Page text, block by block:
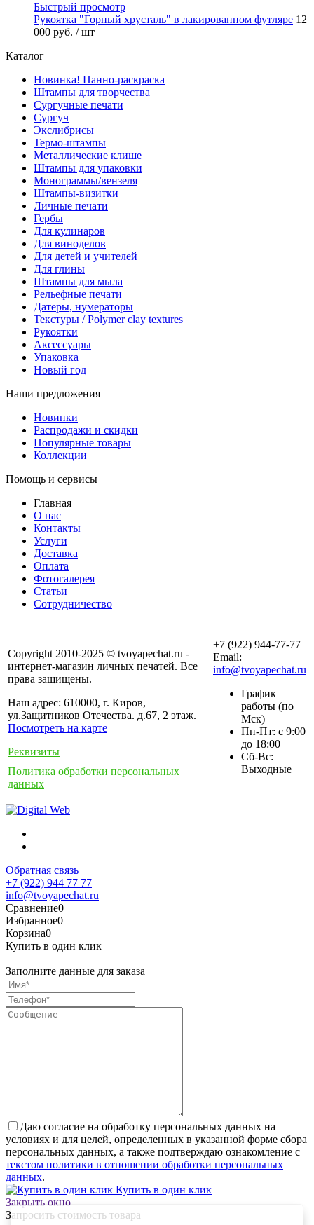
Быстрый просмотр
Рукоятка "Горный хрусталь" в лакированном футляре 12
000 руб. / шт
Каталог
Новинка! Панно-раскраска
Штампы для творчества
Сургучные печати
Сургуч
Экслибрисы
Термо-штампы
Металлические клише
Штампы для упаковки
Монограммы/вензеля
Штампы-визитки
Личные печати
Гербы
Для кулинаров
Для виноделов
Для детей и учителей
Для глины
Штампы для мыла
Рельефные печати
Датеры, нумераторы
Текстуры / Polymer clay textures
Рукоятки
Аксессуары
Упаковка
Новый год
Наши предложения
Новинки
Распродажи и скидки
Популярные товары
Коллекции
Помощь и сервисы
Главная
О нас
Контакты
Услуги
Доставка
Оплата
Фотогалерея
Статьи
Сотрудничество
Copyright 2010-2025 © tvoyapechat.ru -
интернет-магазин личных печатей. Все
права защищены.
Наш адрес: 610000, г. Киров,
ул.Защитников Отечества. д.67, 2 этаж.
Посмотреть на карте
Реквизиты
Политика обработки персональных
данных
+7 (922) 944-77-77
Email:
info@tvoyapechat.ru
График
работы (по
Мск)
Пн-Пт: с 9:00
до 18:00
Сб-Вс:
Выходные
Обратная связь
+7 (922) 944 77 77
info@tvoyapechat.ru
Сравнение0
Избранное0
Корзина0
Купить в один клик
Заполните данные для заказа
Даю согласие на обработку персональных данных на
условиях и для целей, определенных в указанной форме сбора
персональных данных, а также подтверждаю ознакомление с
текстом политики в отношении обработки персональных
данных.
Купить в один клик
Закрыть окно
Запросить стоимость товара